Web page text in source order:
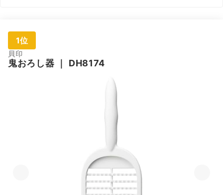
1位
貝印
鬼おろし器 DH8174